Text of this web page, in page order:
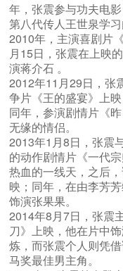
年，张震参与功夫电
第八代传人王世泉学习
2010年，主演喜剧片
月15日，张震在上映
演蒋介石 。
2012年11月29日，张
争片《王的盛宴》上
同年，参演剧情片《
无缘的情侣。
2013年1月8日，张震
的动作剧情片《一代
热血的一线天，之后
映；同年，在由李芳
饰演张果果。
2014年8月7日，张震
刀》上映，他在片中
炼，而张震个人则凭
马奖最佳男主角。